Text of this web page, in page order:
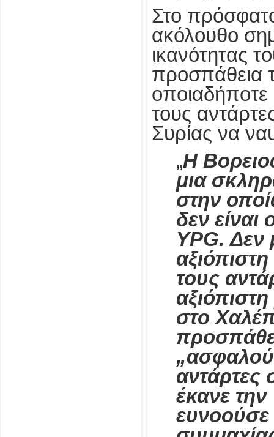
Στο
ακόλουθο
ικανότητας
προσπάθεια
οποιαδήποτε
τους
Συρίας να
„Η
μια
στην
δεν είναι
YPG. Δεν
τους
στο
αντάρτες
έκανε
ευνοούσε